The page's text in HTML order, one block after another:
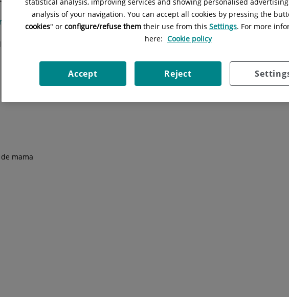
mama
analysis of your navigation. You can accept all cookies by pressing the
cookies" or configure/refuse them their use from this Settings. For more
here: Cookie policy
Reject
Accept